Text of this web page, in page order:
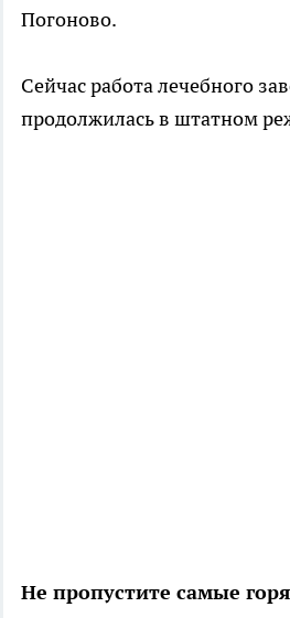
Погоново.
Сейчас работа лечебного
продолжилась в штатном
Не пропустите самые